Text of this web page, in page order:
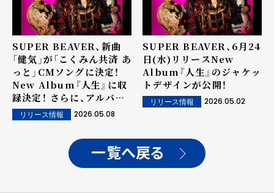
SUPER BEAVER、新曲
「健気」が「こくみん共済 あ
っと」CMソングに決定！
New Album『人生』に収
録決定！ さらに、アルバム
曲順が一部解禁！
リリース情報 2026.05.08
SUPER BEAVER、6月24
日(水)リリースNew
Album『人生』のジャケッ
トデザインが公開！
リリース情報 2026.05.02
一覧へ戻る